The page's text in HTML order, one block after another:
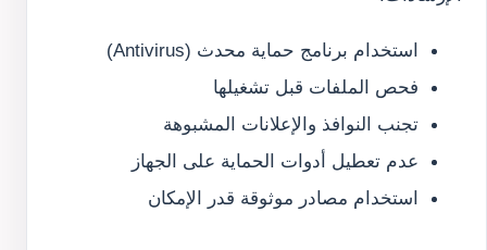
استخدام برنامج حماية محدث (Antivirus)
فحص الملفات قبل تشغيلها
تجنب النوافذ والإعلانات المشبوهة
عدم تعطيل أدوات الحماية على الجهاز
استخدام مصادر موثوقة قدر الإمكان